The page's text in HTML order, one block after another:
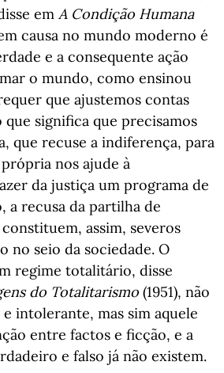
em A Condição Humana
causa no mundo moderno é
e a consequente ação
o mundo, como ensinou
que ajustemos contas
que significa que precisamos
que recuse a indiferença, para
nos ajude à
da justiça um programa de
a recusa da partilha de
assim, severos
no seio da sociedade. O
regime totalitário, disse
do Totalitarismo (1951), não
intolerante, mas sim aquele
entre factos e ficção, e a
e falso já não existem.